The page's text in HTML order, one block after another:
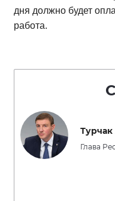
дня должно будет
работа.
Глава